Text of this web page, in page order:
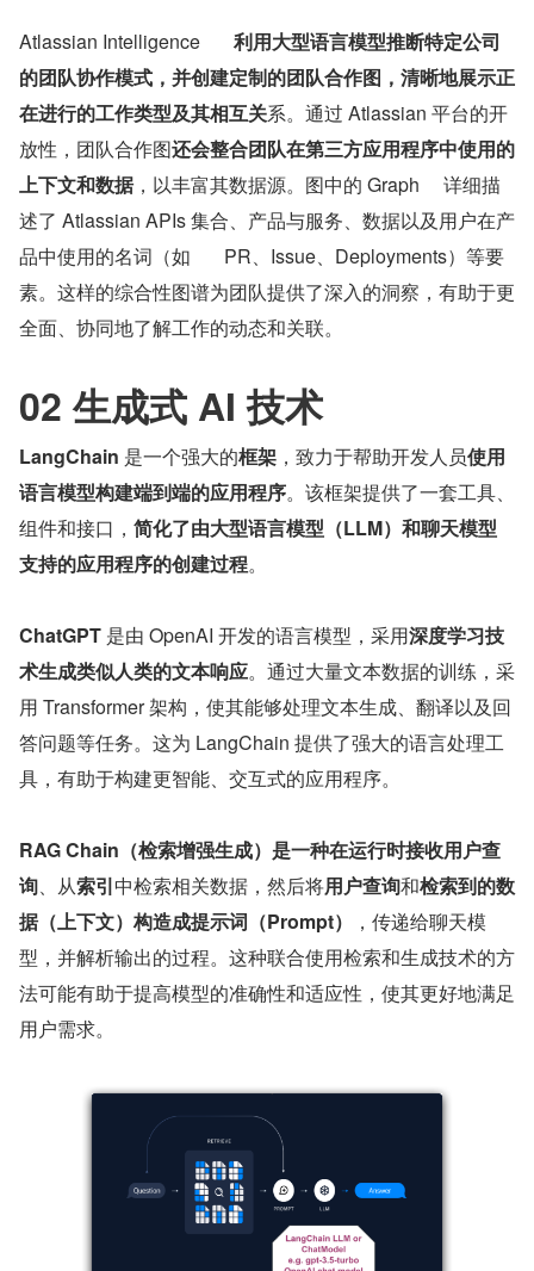
Atlassian Intelligence 利用大型语言模型推断特定公司
的团队协作模式，并创建定制的团队合作图，清晰地展示正
在进行的工作类型及其相互关系。通过 Atlassian 平台的开
放性，团队合作图还会整合团队在第三方应用程序中使用的
上下文和数据，以丰富其数据源。图中的 Graph     详细描
述了 Atlassian APIs 集合、产品与服务、数据以及用户在产
品中使用的名词（如       PR、Issue、Deployments）等要
素。这样的综合性图谱为团队提供了深入的洞察，有助于更
全面、协同地了解工作的动态和关联。
02 生成式 AI 技术
LangChain 是一个强大的框架 ，致力于帮助开发人员使用
语言模型构建端到端的应用程序。该框架提供了一套工具、
组件和接口， 简化了由大型语言模型（LLM）和聊天模型
支持的应用程序的创建过程。
ChatGPT 是由 OpenAI 开发的语言模型，采用深度学习技
术生成类似人类的文本响应。通过大量文本数据的训练，采
用 Transformer 架构，使其能够处理文本生成、翻译以及回
答问题等任务。这为 LangChain 提供了强大的语言处理工
具，有助于构建更智能、交互式的应用程序。
RAG Chain（检索增强生成） 是一种在运行时接收用户查
询、从索引中检索相关数据，然后将用户查询和检索到的数
据（上下文） 构造成提示词（Prompt）
，传递给聊天模
型，并解析输出的过程。这种联合使用检索和生成技术的方
法可能有助于提高模型的准确性和适应性，使其更好地满足
用户需求。